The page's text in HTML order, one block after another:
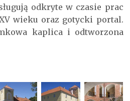
odkryte w czasie prac
wieku oraz gotycki portal.
kaplica i odtworzona